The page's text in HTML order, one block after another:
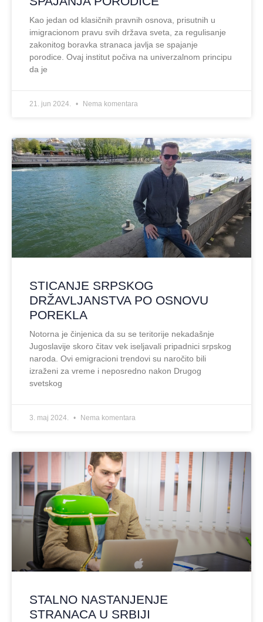
Kao jedan od klasičnih pravnih osnova, prisutnih u
imigracionom pravu svih država sveta, za regulisanje
zakonitog boravka stranaca javlja se spajanje
porodice. Ovaj institut počiva na univerzalnom principu
da je
21. jun 2024. Nema komentara
STICANJE SRPSKOG
DRŽAVLJANSTVA PO OSNOVU
POREKLA
Notorna je činjenica da su se teritorije nekadašnje
Jugoslavije skoro čitav vek iseljavali pripadnici srpskog
naroda. Ovi emigracioni trendovi su naročito bili
izraženi za vreme i neposredno nakon Drugog
svetskog
3. maj 2024. Nema komentara
STALNO NASTANJENJE
STRANACA U SRBIJI